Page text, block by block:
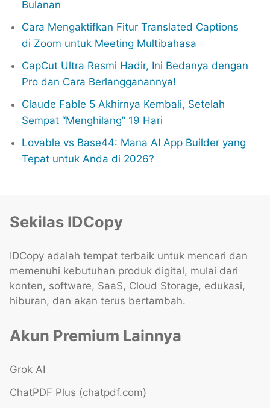
Bulanan
Cara Mengaktifkan Fitur Translated Captions
di Zoom untuk Meeting Multibahasa
CapCut Ultra Resmi Hadir, Ini Bedanya dengan
Pro dan Cara Berlangganannya!
Claude Fable 5 Akhirnya Kembali, Setelah
Sempat “Menghilang” 19 Hari
Lovable vs Base44: Mana AI App Builder yang
Tepat untuk Anda di 2026?
Sekilas IDCopy
IDCopy adalah tempat terbaik untuk mencari dan
memenuhi kebutuhan produk digital, mulai dari
konten, software, SaaS, Cloud Storage, edukasi,
hiburan, dan akan terus bertambah.
Akun Premium Lainnya
Grok AI
ChatPDF Plus (chatpdf.com)